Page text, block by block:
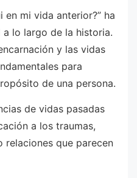
en mi vida anterior?” ha
lo largo de la historia.
y las vidas
para
de una persona.
de vidas pasadas
a los traumas,
relaciones que parecen